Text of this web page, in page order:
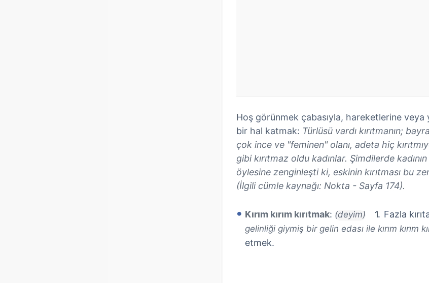
Hoş görünmek çabasıyla, hareketlerine veya
bir hal katmak: Türlüsü vardı kırıtmanın;
çok ince ve "feminen" olanı, adeta hiç
gibi kırıtmaz oldu kadınlar. Şimdilerde
öylesine zenginleşti ki, eskinin kırıtması bu
(İlgili cümle kaynağı: Nokta - Sayfa 174).
Kırım kırım kırıtmak: (deyim) Fazla
gelinliği giymiş bir gelin edası ile kırım kırım
etmek.